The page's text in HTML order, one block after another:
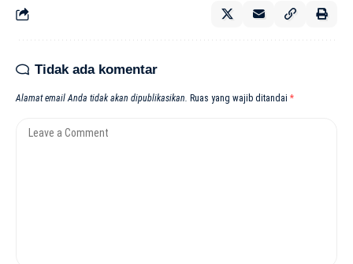
Tidak ada komentar
Alamat email Anda tidak akan dipublikasikan. Ruas yang wajib ditandai *